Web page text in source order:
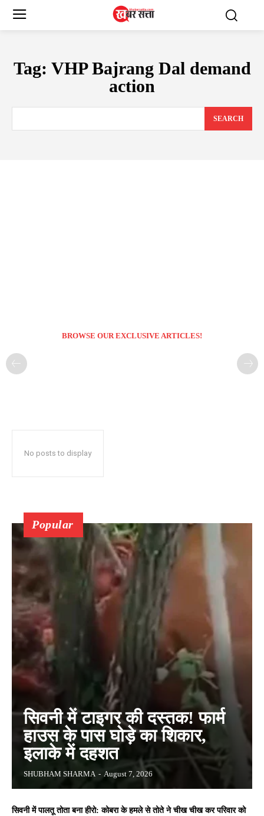
Tag: VHP Bajrang Dal demand
action
SEARCH
BROWSE OUR EXCLUSIVE ARTICLES!
No posts to display
Popular
सिवनी में टाइगर की दस्तक! फार्म
हाउस के पास घोड़े का शिकार,
इलाके में दहशत
SHUBHAM SHARMA - August 7, 2026
सिवनी में पालतू तोता बना हीरो: कोबरा के हमले से तोते ने चीख चीख कर परिवार को